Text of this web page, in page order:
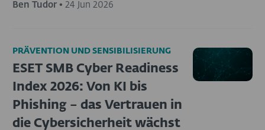
Ben Tudor • 24 Jun 2026
PRÄVENTION UND SENSIBILISIERUNG
ESET SMB Cyber Readiness
Index 2026: Von KI bis
Phishing – das Vertrauen in
die Cybersicherheit wächst